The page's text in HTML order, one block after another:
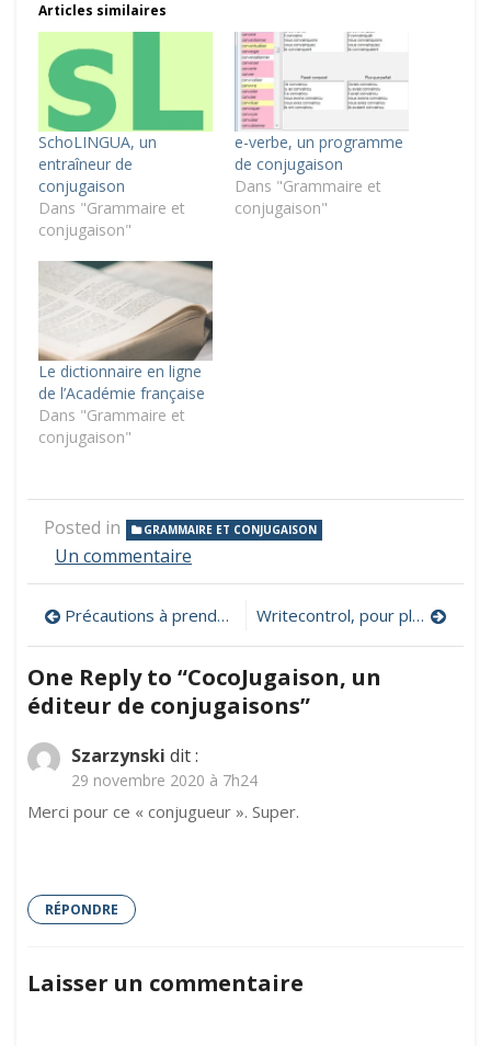
Articles similaires
SchoLINGUA, un
entraîneur de
conjugaison
Dans "Grammaire et
conjugaison"
e-verbe, un programme
de conjugaison
Dans "Grammaire et
conjugaison"
Le dictionnaire en ligne
de l’Académie française
Dans "Grammaire et
conjugaison"
Posted in GRAMMAIRE ET CONJUGAISON
Un commentaire
éditeur
de
conjugaisons
Navigation
de
l’article
Précautions à prendre pour utiliser les réseaux sociaux en classe Writecontrol, pour planifier et gérer un projet d’écriture dans sa classe
One Reply to “CocoJugaison, un
éditeur de conjugaisons”
Szarzynski dit :
29 novembre 2020 à 7h24
Merci pour ce « conjugueur ». Super.
RÉPONDRE
Laisser un commentaire